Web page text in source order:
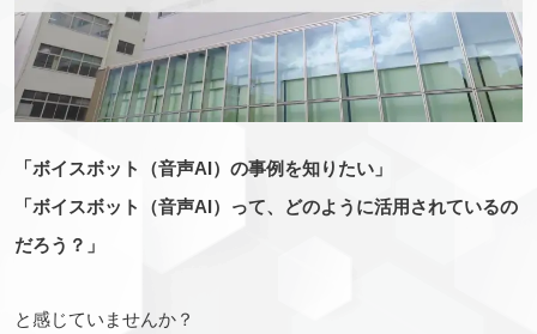
「ボイスボット（音声AI）の事例を知りたい」
「ボイスボット（音声AI）って、どのように活用されているの
だろう？」
と感じていませんか？